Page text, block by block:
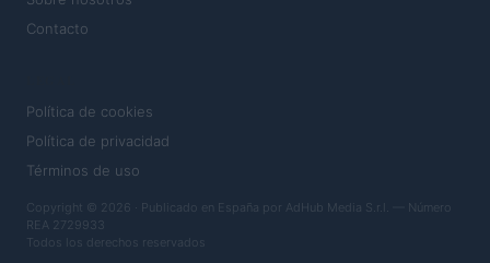
Contacto
Política de cookies
Política de privacidad
Términos de uso
Copyright © 2026 · Publicado en España por AdHub Media S.r.l. — Número
REA 2729933
Todos los derechos reservados